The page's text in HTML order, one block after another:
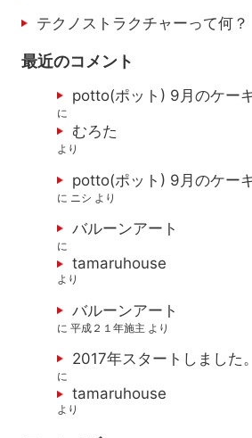
テクノストラクチャーって何？
最近のコメント
potto(ポット) 9月のケー
に
むろた
より
potto(ポット) 9月のケー
に ニシ より
バルーンアート
に
tamaruhouse
より
バルーンアート
に平成２１年施主 より
2017年スタートしました。
に
tamaruhouse
より